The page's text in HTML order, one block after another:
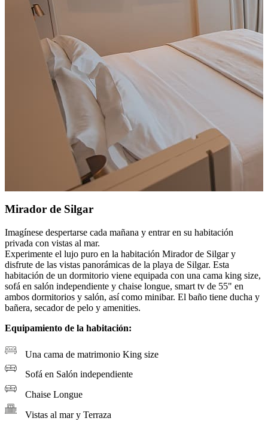
Mirador de Silgar
Imagínese despertarse cada mañana y entrar en su habitación
privada con vistas al mar.
Experimente el lujo puro en la habitación Mirador de Silgar y
disfrute de las vistas panorámicas de la playa de Silgar. Esta
habitación de un dormitorio viene equipada con una cama king size,
sofá en salón independiente y chaise longue, smart tv de 55" en
ambos dormitorios y salón, así como minibar. El baño tiene ducha y
bañera, secador de pelo y amenities.
Equipamiento de la habitación:
Una cama de matrimonio King size
Sofá en Salón independiente
Chaise Longue
Vistas al mar y Terraza